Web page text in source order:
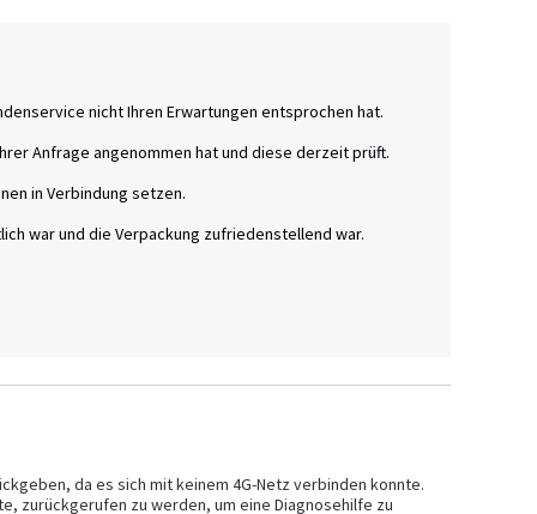
nicht Ihren Erwartungen entsprochen hat.
Anfrage angenommen hat und diese derzeit prüft.
in Verbindung setzen.
war und die Verpackung zufriedenstellend war.
da es sich mit keinem 4G-Netz verbinden konnte.
zurückgerufen zu werden, um eine Diagnosehilfe zu